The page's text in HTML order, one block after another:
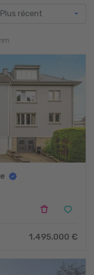
1.495.000 €